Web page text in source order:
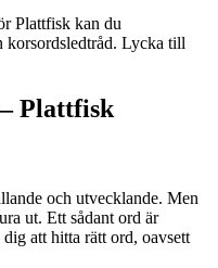
Plattfisk kan du
korsordsledtråd. Lycka till
Plattfisk
och utvecklande. Men
ut. Ett sådant ord är
att hitta rätt ord, oavsett